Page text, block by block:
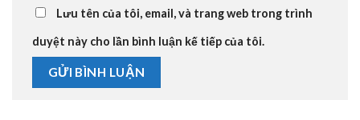
Lưu tên của tôi, email, và trang web trong trình
duyệt này cho lần bình luận kế tiếp của tôi.